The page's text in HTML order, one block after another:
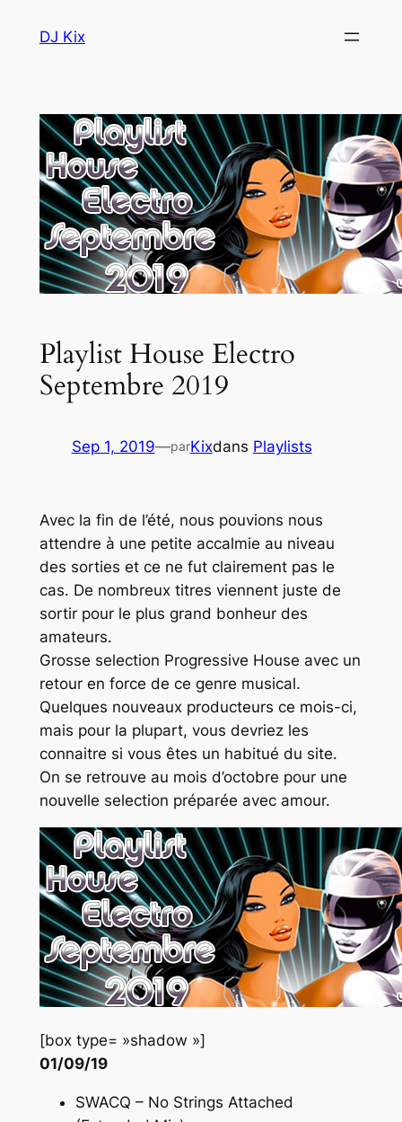
DJ Kix
Playlist House Electro
Septembre 2019
Sep 1, 2019—parKixdans Playlists
Avec la fin de l’été, nous pouvions nous
attendre à une petite accalmie au niveau
des sorties et ce ne fut clairement pas le
cas. De nombreux titres viennent juste de
sortir pour le plus grand bonheur des
amateurs.
Grosse selection Progressive House avec un
retour en force de ce genre musical.
Quelques nouveaux producteurs ce mois-ci,
mais pour la plupart, vous devriez les
connaitre si vous êtes un habitué du site.
On se retrouve au mois d’octobre pour une
nouvelle selection préparée avec amour.
[box type= »shadow »]
01/09/19
SWACQ – No Strings Attached